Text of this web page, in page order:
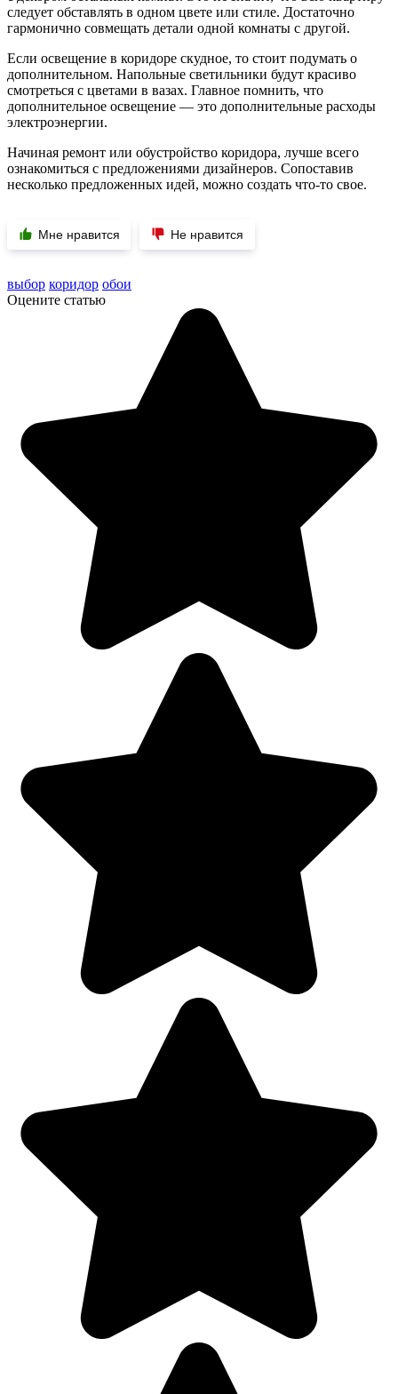
следует обставлять в одном цвете или стиле. Достаточно
гармонично совмещать детали одной комнаты с другой.
Если освещение в коридоре скудное, то стоит подумать о
дополнительном. Напольные светильники будут красиво
смотреться с цветами в вазах. Главное помнить, что
дополнительное освещение — это дополнительные расходы
электроэнергии.
Начиная ремонт или обустройство коридора, лучше всего
ознакомиться с предложениями дизайнеров. Сопоставив
несколько предложенных идей, можно создать что-то свое.
Мне нравится Не нравится
выбор коридор обои
Оцените статью